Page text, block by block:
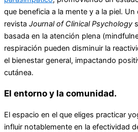
que beneficia a la mente y a la piel.
revista Journal of Clinical Psychology
basada en la atención plena
respiración pueden disminuir la
el bienestar general, impactando
cutánea.
El entorno y la comunidad.
El espacio en el que eliges practicar
influir notablemente en la efectividad